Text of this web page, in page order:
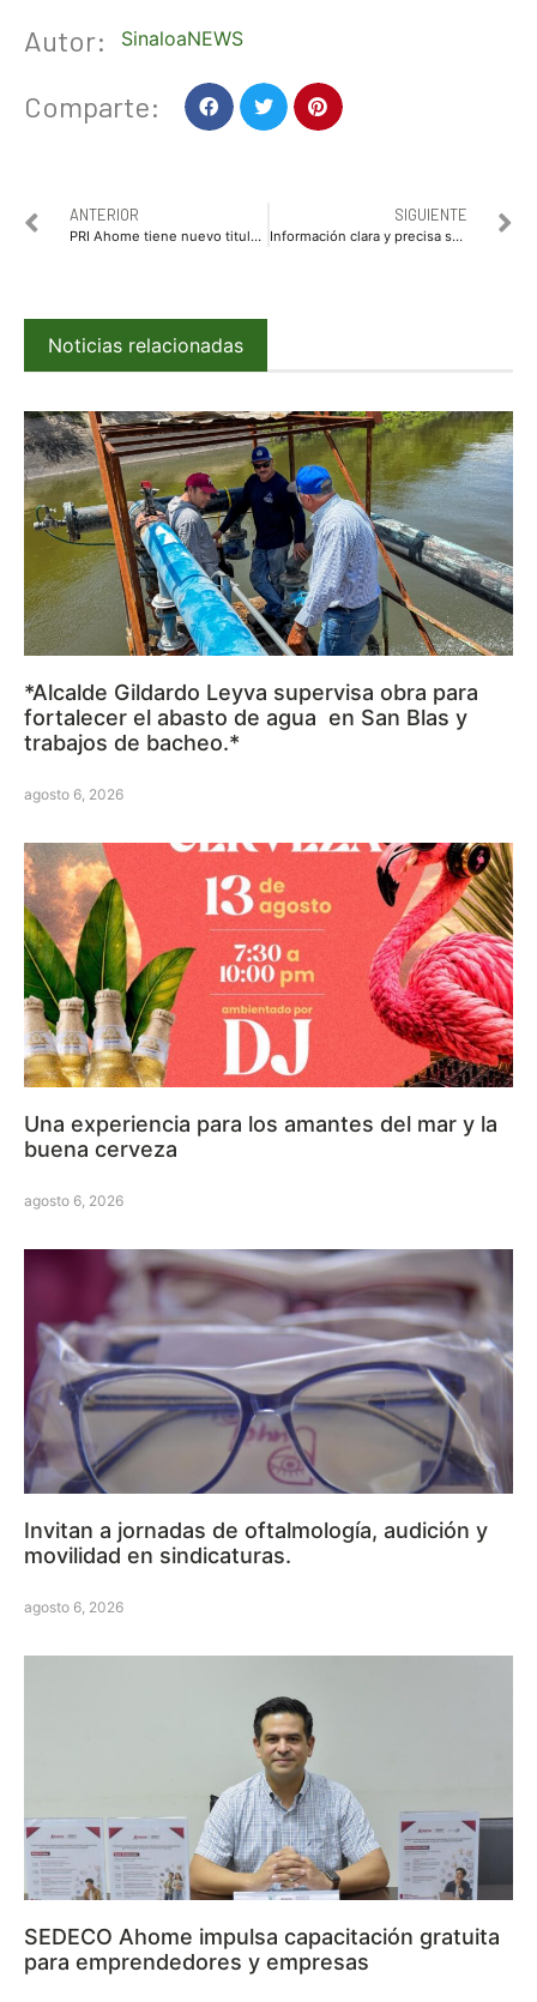
Autor: SinaloaNEWS
Comparte:
ANTERIOR
PRI Ahome tiene nuevo titulares en secretarias y coordinación
SIGUIENTE
Información clara y precisa sobre las obras de las presas Santa María y Picachos, pide Mario Zamora
Noticias relacionadas
*Alcalde Gildardo Leyva supervisa obra para
fortalecer el abasto de agua en San Blas y
trabajos de bacheo.*
agosto 6, 2026
Una experiencia para los amantes del mar y la
buena cerveza
agosto 6, 2026
Invitan a jornadas de oftalmología, audición y
movilidad en sindicaturas.
agosto 6, 2026
SEDECO Ahome impulsa capacitación gratuita
para emprendedores y empresas